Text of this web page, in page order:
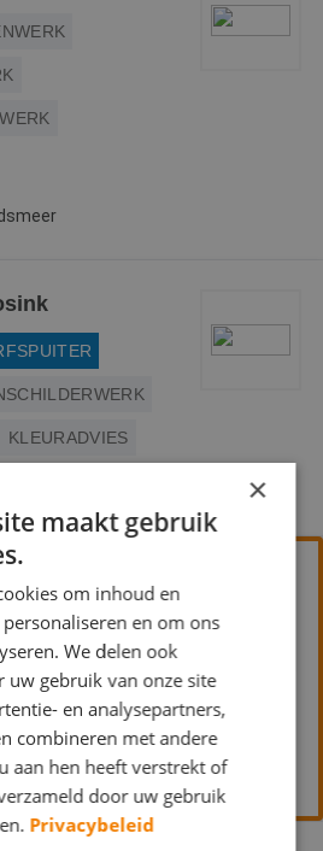
KLEURADVIES
KLEURADVIES
Zaandam
×
maakt gebruik
om inhoud en
en om ons
We delen ook
uw gebruik van onze site
en analysepartners,
combineren met andere
aan hen heeft verstrekt of
door uw gebruik
Privacybeleid